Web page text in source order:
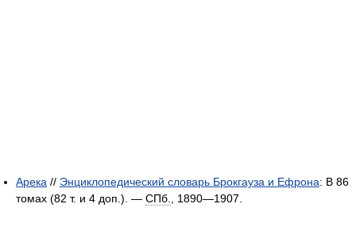
Арека // Энциклопедический словарь Брокгауза и Ефрона: В 86
томах (82 т. и 4 доп.). — СПб. , 1890—1907.